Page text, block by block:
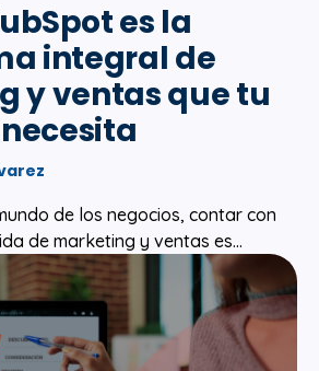
es la
integral de
y ventas que tu
de los negocios, contar con
de marketing y ventas es...